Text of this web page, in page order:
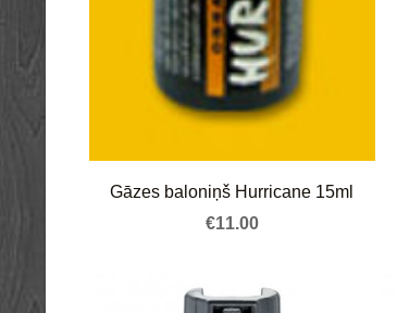
Gāzes baloniņš Hurricane 15ml
€11.00